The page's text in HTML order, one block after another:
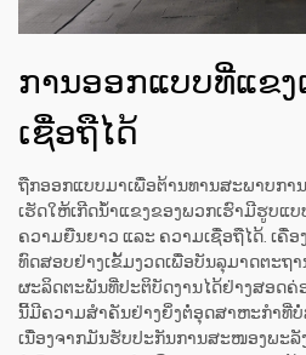
ການອອກແບບທີ່ແຂງ
ເຊື່ອຖືໄດ້
ຖືກອອກແບບມາເພື່ອຕ້ານທານສະພາບກາ
ເຮັດໃຫ້ເກີດນ້ຳແຂງຂອງພວກເຮົາມີຮູບແ
ຄວາມຍືນຍາວ ແລະ ຄວາມເຊື່ອຖືໄດ້. ເຄື່
ທົດສອບຢ່າງເຂັ້ມງວດເພື່ອບັນລຸມາດຕະຖ
ຜະລິດຕະພັນທີ່ປະຕິບັດງານໄດ້ຢ່າງສອດຄ່
ນີ້ມີຄວາມສຳຄັນຢ່າງຍິ່ງຕໍ່ອຸດສາຫະກຳທີ່ບໍ່
ເນື່ອງຈາກມັນຮັບປະກັນການສະໜອງພະລັ